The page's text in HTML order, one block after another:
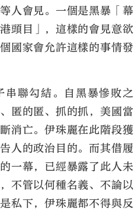
人會見。一個是黑暴「幕
頭目」，這樣的會見意欲
國家會允許這樣的事情發
串聯勾結。自黑暴慘敗之
匿的匿、抓的抓，美國當
消亡。伊珠麗在此階段獲
人的政治目的。而其借履
一幕，已經暴露了此人未
不管以何種名義、不論以
私下，伊珠麗都不得與反